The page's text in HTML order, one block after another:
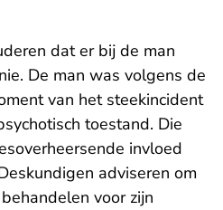
dat er bij de man
De man was volgens de
van het steekincident
toestand. Die
invloed
adviseren om
voor zijn